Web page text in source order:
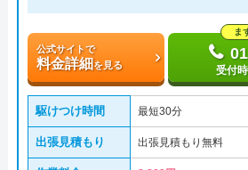
公式サイトで
料金詳細を見る
ま
受付
駆けつけ時間 最短30分
出張見積もり 出張見積もり無料